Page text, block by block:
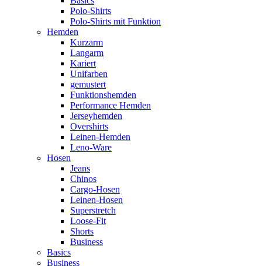
Polo-Shirts
Polo-Shirts mit Funktion
Hemden
Kurzarm
Langarm
Kariert
Unifarben
gemustert
Funktionshemden
Performance Hemden
Jerseyhemden
Overshirts
Leinen-Hemden
Leno-Ware
Hosen
Jeans
Chinos
Cargo-Hosen
Leinen-Hosen
Superstretch
Loose-Fit
Shorts
Business
Basics
Business